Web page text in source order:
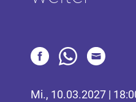
Mi., 10.03.2027 |